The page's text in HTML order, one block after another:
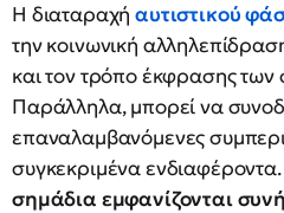
Η διαταραχήαυτιστικού
την κοινωνική
και τον τρόπο έκφρασης των
Παράλληλα, μπορεί να
επαναλαμβανόμενες
συγκεκριμένα ενδιαφέροντα.
σημάδια εμφανίζονται